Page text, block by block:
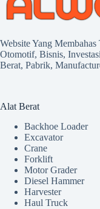
Website Yang
Otomotif, Bisnis,
Berat, Pabrik,
Alat Berat
Backhoe Loader
Excavator
Crane
Forklift
Motor Grader
Diesel Hammer
Harvester
Haul Truck